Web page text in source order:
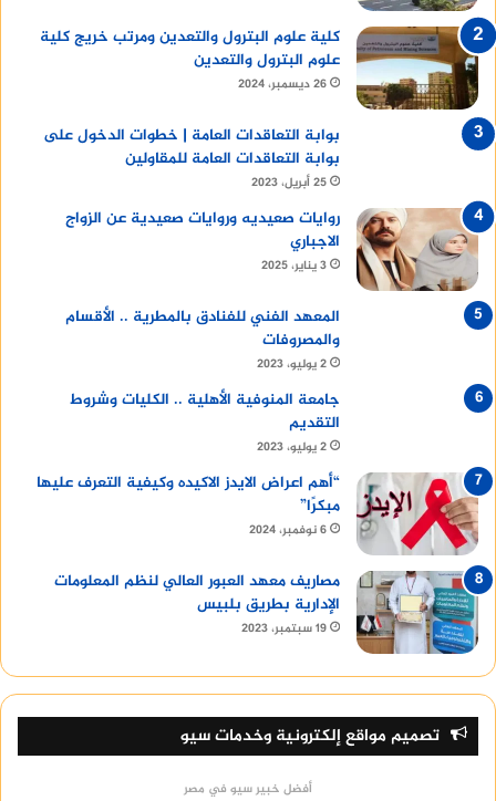
كلية علوم البترول والتعدين ومرتب خريج كلية
علوم البترول والتعدين
26 ديسمبر، 2024
بوابة التعاقدات العامة | خطوات الدخول على
بوابة التعاقدات العامة للمقاولين
25 أبريل، 2023
روايات صعيديه وروايات صعيدية عن الزواج
الاجباري
3 يناير، 2025
المعهد الفني للفنادق بالمطرية .. الأقسام
والمصروفات
2 يوليو، 2023
جامعة المنوفية الأهلية .. الكليات وشروط
التقديم
2 يوليو، 2023
“أهم اعراض الايدز الاكيده وكيفية التعرف عليها
مبكرًا”
6 نوفمبر، 2024
مصاريف معهد العبور العالي لنظم المعلومات
الإدارية بطريق بلبيس
19 سبتمبر، 2023
تصميم مواقع إلكترونية وخدمات سيو
أفضل خبير سيو في مصر